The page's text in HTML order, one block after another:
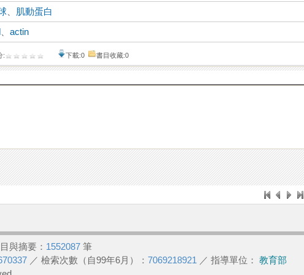
肌動蛋白
、actin
: 下載:0 書目收藏:0
與摘要： 1552087 筆
／ 檢索次數（自99年6月）： 7069218921 ／ 指導單位： 教育部